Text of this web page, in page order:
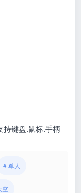
持键盘.鼠标.手柄
# 单人
空